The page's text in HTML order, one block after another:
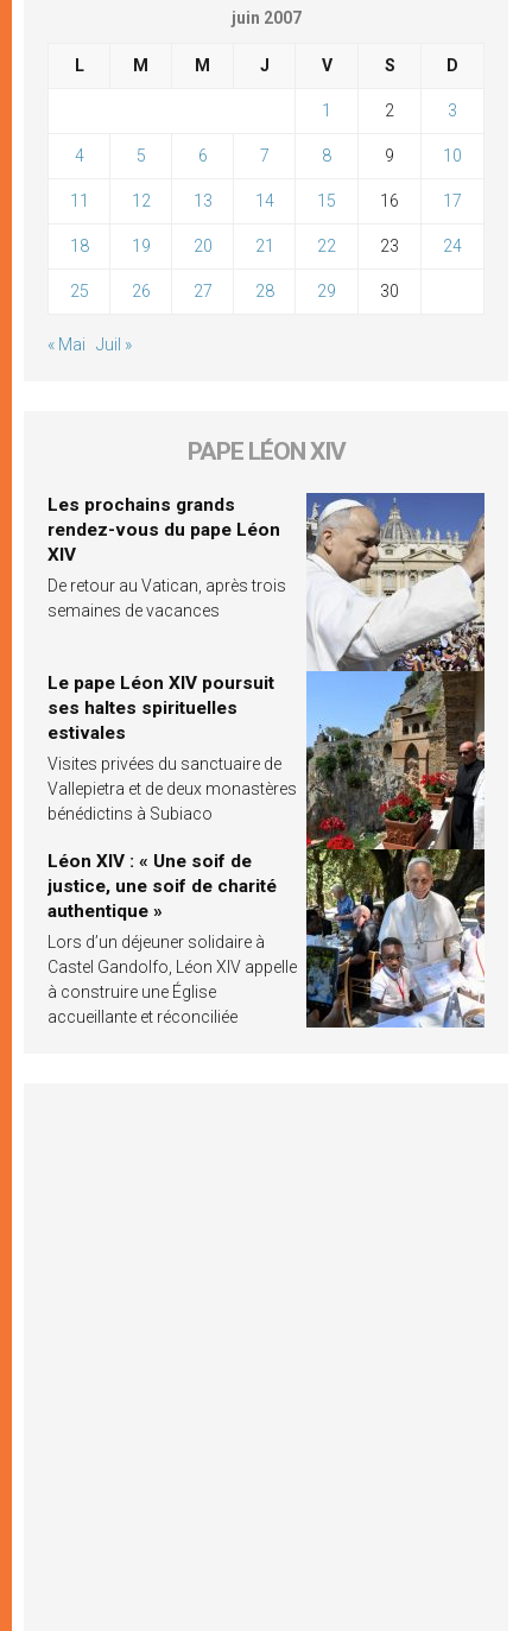
juin 2007
L M M J V S D
1 2 3
4 5 6 7 8 9 10
11 12 13 14 15 16 17
18 19 20 21 22 23 24
25 26 27 28 29 30
« Mai Juil »
PAPE LÉON XIV
Les prochains grands
rendez-vous du pape Léon
XIV
De retour au Vatican, après trois
semaines de vacances
Le pape Léon XIV poursuit
ses haltes spirituelles
estivales
Visites privées du sanctuaire de
Vallepietra et de deux monastères
bénédictins à Subiaco
Léon XIV : « Une soif de
justice, une soif de charité
authentique »
Lors d’un déjeuner solidaire à
Castel Gandolfo, Léon XIV appelle
à construire une Église
accueillante et réconciliée